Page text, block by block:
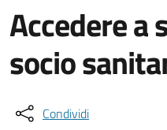
Accedere
socio
Condividi